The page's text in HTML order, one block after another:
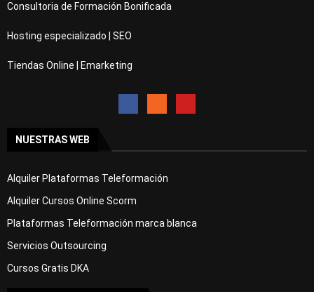
Consultoria de Formación Bonificada
Hosting especializado | SEO
Tiendas Online | Emarketing
NUESTRAS WEB
Alquiler Plataformas Teleformación
Alquiler Cursos Online Scorm
Plataformas Teleformación marca blanca
Servicios Outsourcing
Cursos Gratis DKA